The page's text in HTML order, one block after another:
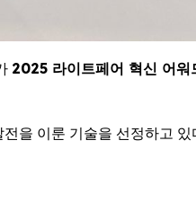
2025 라이트페어 혁신 어
을 이룬 기술을 선정하고